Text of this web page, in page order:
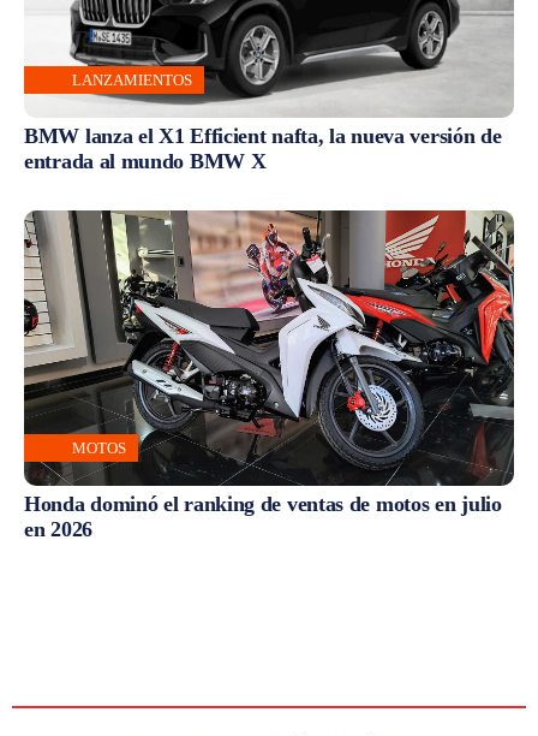
LANZAMIENTOS
BMW lanza el X1 Efficient nafta, la nueva versión de
entrada al mundo BMW X
MOTOS
Honda dominó el ranking de ventas de motos en julio
en 2026